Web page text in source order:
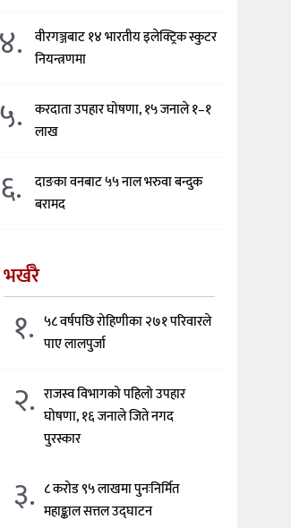
४.
वीरगञ्जबाट १४ भारतीय इलेक्ट्रिक स्कुटर
नियन्त्रणमा
५.
करदाता उपहार घोषणा, १५ जनाले १–१
लाख
६.
दाङका वनबाट ५५ नाल भरुवा बन्दुक
बरामद
भर्खरै
१. ५८ वर्षपछि रोहिणीका २७१ परिवारले
पाए लालपुर्जा
२. राजस्व विभागको पहिलो उपहार
घोषणा, १६ जनाले जिते नगद
पुरस्कार
३. ८ करोड ९५ लाखमा पुनःनिर्मित
महाङ्काल सत्तल उद्घाटन